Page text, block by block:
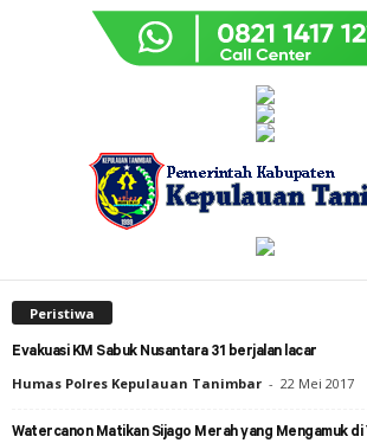
Peristiwa
Evakuasi KM Sabuk Nusantara 31 berjalan lacar
Humas Polres Kepulauan Tanimbar - 22 Mei 2017
Watercanon Matikan Sijago Merah yang Mengamuk di